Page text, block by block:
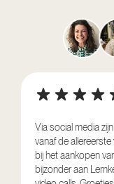
Via social media
vanaf de
bij het aankopen
bijzonder aan